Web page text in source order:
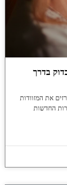
בדרך
את המזוודות
החדשות